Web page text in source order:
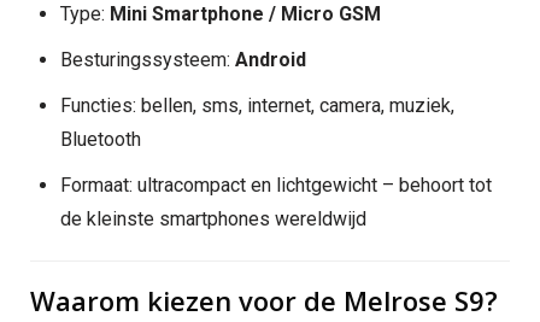
Type: Mini Smartphone / Micro GSM
Besturingssysteem: Android
Functies: bellen, sms, internet, camera, muziek,
Bluetooth
Formaat: ultracompact en lichtgewicht – behoort tot
de kleinste smartphones wereldwijd
Waarom kiezen voor de Melrose S9?